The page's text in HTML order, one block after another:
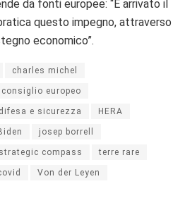
da fonti europee: “È arrivato il
questo impegno, attraverso
economico”.
charles michel
consiglio europeo
difesa e sicurezza HERA
josep borrell
strategic compass terre rare
Von der Leyen